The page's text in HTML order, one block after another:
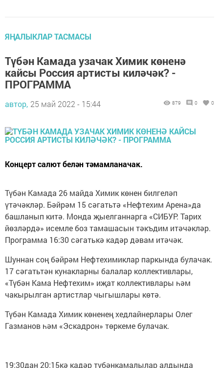
ЯҢАЛЫКЛАР ТАСМАСЫ
Түбән Камада узачак Химик көненә
кайсы Россия артисты киләчәк? -
ПРОГРАММА
автор, 25 май 2022 - 15:44 879 0 0
Концерт салют белән тәмамланачак.
Түбән Камада 26 майда Химик көнен билгеләп
үтәчәкләр. Бәйрәм 15 сәгатьтә «Нефтехим Арена»да
башланып китә. Монда җыелганнарга «СИБУР. Тарих
йөзләрдә» исемле боз тамашасын тәкъдим итәчәкләр.
Программа 16:30 сәгатькә кадәр дәвам итәчәк.
Шуннан соң бәйрәм Нефтехимиклар паркында булачак.
17 сәгатьтән кунакларны балалар коллективлары,
«Түбән Кама Нефтехим» иҗат коллективлары һәм
чакырылган артистлар чыгышлары көтә.
Түбән Камада Химик көненең хедлайнерлары Олег
Газманов һәм «Эскадрон» төркеме булачак.
19:30дан 20:15кә кадәр түбәнкамалылар алдында